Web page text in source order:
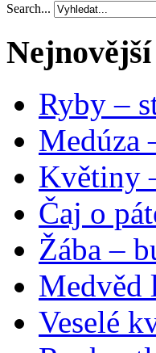
Search...
Nejnovější
Ryby –
Medúza
Květiny
Čaj o
Žába –
Medvěd
Veselé